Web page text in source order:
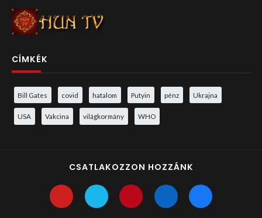
CÍMKÉK
Bill Gates covid hatalom Putyin pénz Ukrajna
USA Vakcina világkormány WHO
CSATLAKOZZON HOZZÁNK